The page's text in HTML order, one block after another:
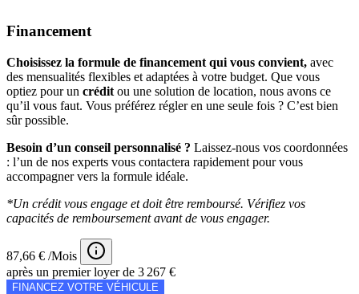
Financement
Choisissez la formule de financement qui vous convient, avec
des mensualités flexibles et adaptées à votre budget. Que vous
optiez pour un crédit ou une solution de location, nous avons ce
qu’il vous faut. Vous préférez régler en une seule fois ? C’est bien
sûr possible.
Besoin d’un conseil personnalisé ? Laissez-nous vos coordonnées
: l’un de nos experts vous contactera rapidement pour vous
accompagner vers la formule idéale.
*Un crédit vous engage et doit être remboursé. Vérifiez vos
capacités de remboursement avant de vous engager.
87,66 € /Mois
après un premier loyer de 3 267 €
FINANCEZ VOTRE VÉHICULE